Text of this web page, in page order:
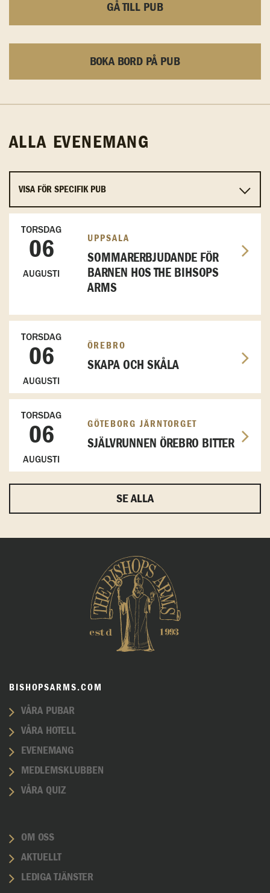
GÅ TILL PUB
BOKA BORD PÅ PUB
ALLA EVENEMANG
TORSDAG
06
AUGUSTI
UPPSALA
SOMMARERBJUDANDE FÖR
BARNEN HOS THE BIHSOPS
ARMS
TORSDAG
06
AUGUSTI
ÖREBRO
SKAPA OCH SKÅLA
TORSDAG
06
AUGUSTI
GÖTEBORG JÄRNTORGET
SJÄLVRUNNEN ÖREBRO BITTER
SE ALLA
BISHOPSARMS.COM
VÅRA PUBAR
VÅRA HOTELL
EVENEMANG
MEDLEMSKLUBBEN
VÅRA QUIZ
OM OSS
AKTUELLT
LEDIGA TJÄNSTER